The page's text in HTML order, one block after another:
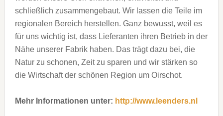
schließlich zusammengebaut. Wir lassen die Teile im
regionalen Bereich herstellen. Ganz bewusst, weil es
für uns wichtig ist, dass Lieferanten ihren Betrieb in der
Nähe unserer Fabrik haben. Das trägt dazu bei, die
Natur zu schonen, Zeit zu sparen und wir stärken so
die Wirtschaft der schönen Region um Oirschot.
Mehr Informationen unter: http://www.leenders.nl